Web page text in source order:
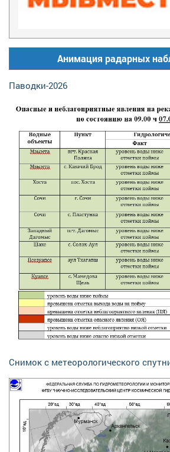
Анимация радарных
Паводки-2026
Снимок с метеорологического